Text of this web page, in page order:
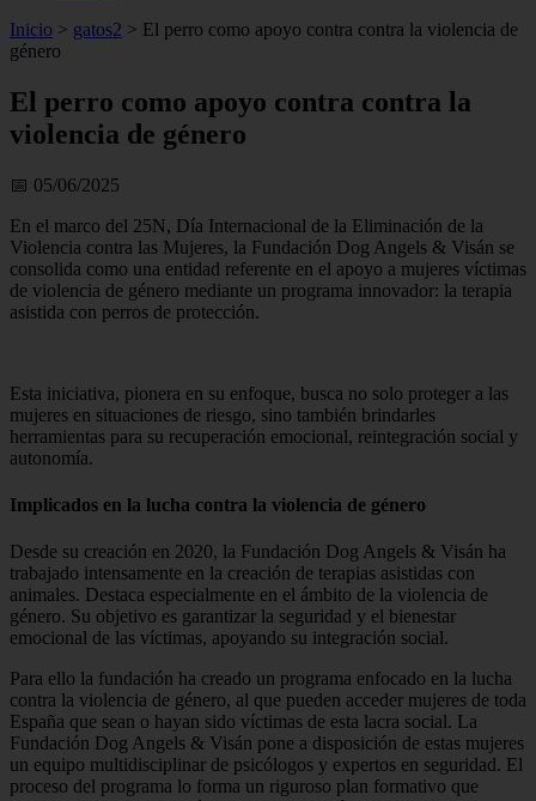
Inicio > gatos2 > El perro como apoyo contra contra la violencia de
género
El perro como apoyo contra contra la
violencia de género
📅 05/06/2025
En el marco del 25N, Día Internacional de la Eliminación de la
Violencia contra las Mujeres, la Fundación Dog Angels & Visán se
consolida como una entidad referente en el apoyo a mujeres víctimas
de violencia de género mediante un programa innovador: la terapia
asistida con perros de protección.
Esta iniciativa, pionera en su enfoque, busca no solo proteger a las
mujeres en situaciones de riesgo, sino también brindarles
herramientas para su recuperación emocional, reintegración social y
autonomía.
Implicados en la lucha contra la violencia de género
Desde su creación en 2020, la Fundación Dog Angels & Visán ha
trabajado intensamente en la creación de terapias asistidas con
animales. Destaca especialmente en el ámbito de la violencia de
género. Su objetivo es garantizar la seguridad y el bienestar
emocional de las víctimas, apoyando su integración social.
Para ello la fundación ha creado un programa enfocado en la lucha
contra la violencia de género, al que pueden acceder mujeres de toda
España que sean o hayan sido víctimas de esta lacra social. La
Fundación Dog Angels & Visán pone a disposición de estas mujeres
un equipo multidisciplinar de psicólogos y expertos en seguridad. El
proceso del programa lo forma un riguroso plan formativo que